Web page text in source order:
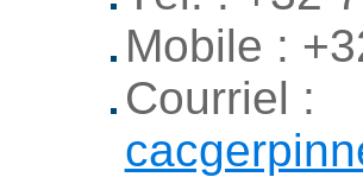
Mobile :
Courriel :